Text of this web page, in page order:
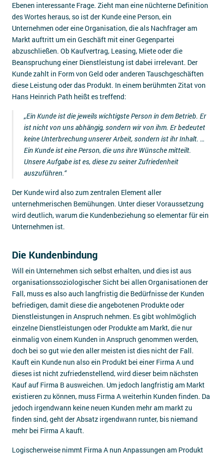
Ebenen interessante Frage. Zieht man eine nüchterne Definition
des Wortes heraus, so ist der Kunde eine Person, ein
Unternehmen oder eine Organisation, die als Nachfrager am
Markt auftritt um ein Geschäft mit einer Gegenpartei
abzuschließen. Ob Kaufvertrag, Leasing, Miete oder die
Beanspruchung einer Dienstleistung ist dabei irrelevant. Der
Kunde zahlt in Form von Geld oder anderen Tauschgeschäften
diese Leistung oder das Produkt. In einem berühmten Zitat von
Hans Heinrich Path heißt es treffend:
„Ein Kunde ist die jeweils wichtigste Person in dem Betrieb. Er
ist nicht von uns abhängig, sondern wir von ihm. Er bedeutet
keine Unterbrechung unserer Arbeit, sondern ist ihr Inhalt. …
Ein Kunde ist eine Person, die uns ihre Wünsche mitteilt.
Unsere Aufgabe ist es, diese zu seiner Zufriedenheit
auszuführen.“
Der Kunde wird also zum zentralen Element aller
unternehmerischen Bemühungen. Unter dieser Voraussetzung
wird deutlich, warum die Kundenbeziehung so elementar für ein
Unternehmen ist.
Die Kundenbindung
Will ein Unternehmen sich selbst erhalten, und dies ist aus
organisationssoziologischer Sicht bei allen Organisationen der
Fall, muss es also auch langfristig die Bedürfnisse der Kunden
befriedigen, damit diese die angebotenen Produkte oder
Dienstleistungen in Anspruch nehmen. Es gibt wohlmöglich
einzelne Dienstleistungen oder Produkte am Markt, die nur
einmalig von einem Kunden in Anspruch genommen werden,
doch bei so gut wie den aller meisten ist dies nicht der Fall.
Kauft ein Kunde nun also ein Produkt bei einer Firma A und
dieses ist nicht zufriedenstellend, wird dieser beim nächsten
Kauf auf Firma B ausweichen. Um jedoch langfristig am Markt
existieren zu können, muss Firma A weiterhin Kunden finden. Da
jedoch irgendwann keine neuen Kunden mehr am markt zu
finden sind, geht der Absatz irgendwann runter, bis niemand
mehr bei Firma A kauft.
Logischerweise nimmt Firma A nun Anpassungen am Produkt